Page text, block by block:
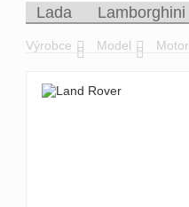
Lada Lamborghini
Výrobce Model Motor